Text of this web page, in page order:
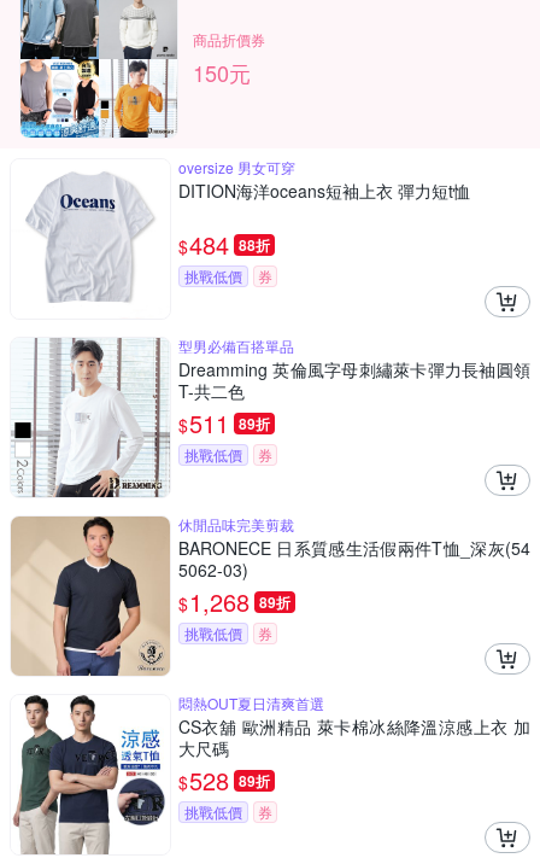
商品折價券
150元
oversize 男女可穿
DITION海洋oceans短袖上衣 彈力短t恤
$484 88折
挑戰低價 券
型男必備百搭單品
Dreamming 英倫風字母刺繡萊卡彈力長袖圓領
T-共二色
$511 89折
挑戰低價 券
休閒品味完美剪裁
BARONECE 日系質感生活假兩件T恤_深灰(54
5062-03)
$1,268 89折
挑戰低價 券
悶熱OUT夏日清爽首選
CS衣舖 歐洲精品 萊卡棉冰絲降溫涼感上衣 加
大尺碼
$528 89折
挑戰低價 券